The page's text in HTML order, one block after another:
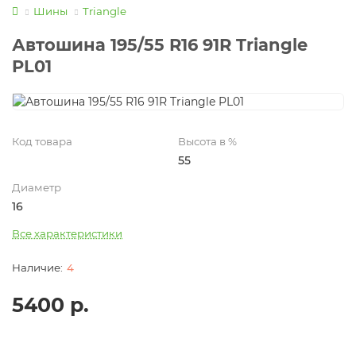
Шины Triangle
Автошина 195/55 R16 91R Triangle
PL01
Код товара Высота в %
55
Диаметр
16
Все характеристики
4
5400 р.